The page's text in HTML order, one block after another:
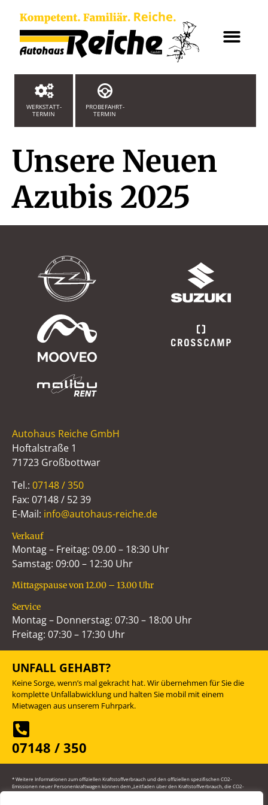
WERKSTATT-
TERMIN
PROBEFAHRT-
TERMIN
Unsere Neuen
Azubis 2025​
Autohaus Reiche GmbH
Hoftalstraße 1
71723 Großbottwar
Tel.: 07148 / 350
Fax: 07148 / 52 39
E-Mail: info@autohaus-reiche.de
Verkauf
Montag – Freitag: 09.00 – 18:30 Uhr
Samstag: 09:00 – 12:30 Uhr
Mittagspause von 12.00 – 13.00 Uhr
Service
Montag – Donnerstag: 07:30 – 18:00 Uhr
Freitag: 07:30 – 17:30 Uhr
UNFALL GEHABT?
Keine Sorge, wenn’s mal gekracht hat. Wir übernehmen für Sie die
komplette Unfallabwicklung und halten Sie mobil mit einem
Mietwagen aus unserem Fuhrpark.
07148 / 350
* Weitere Informationen zum offiziellen Kraftstoffverbrauch und den offiziellen spezifischen CO2-
Emissionen neuer Personenkraftwagen können dem „Leitfaden über den Kraftstoffverbrauch, die CO2-
Emissionen und den Stromverbrauch neuer Personenkraftwagen“ entnommen werden, der an allen